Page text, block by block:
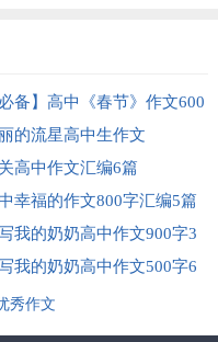
必备】高中《春节》作文600
篇的流星高中生作文
高中作文汇编6篇
幸福的作文800字汇编5篇
我的奶奶高中作文900字3
我的奶奶高中作文500字6
秀作文